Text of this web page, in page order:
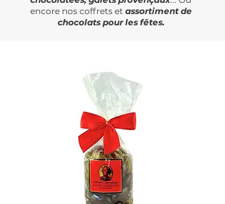
encore nos coffrets et assortiment de
chocolats pour les fêtes.